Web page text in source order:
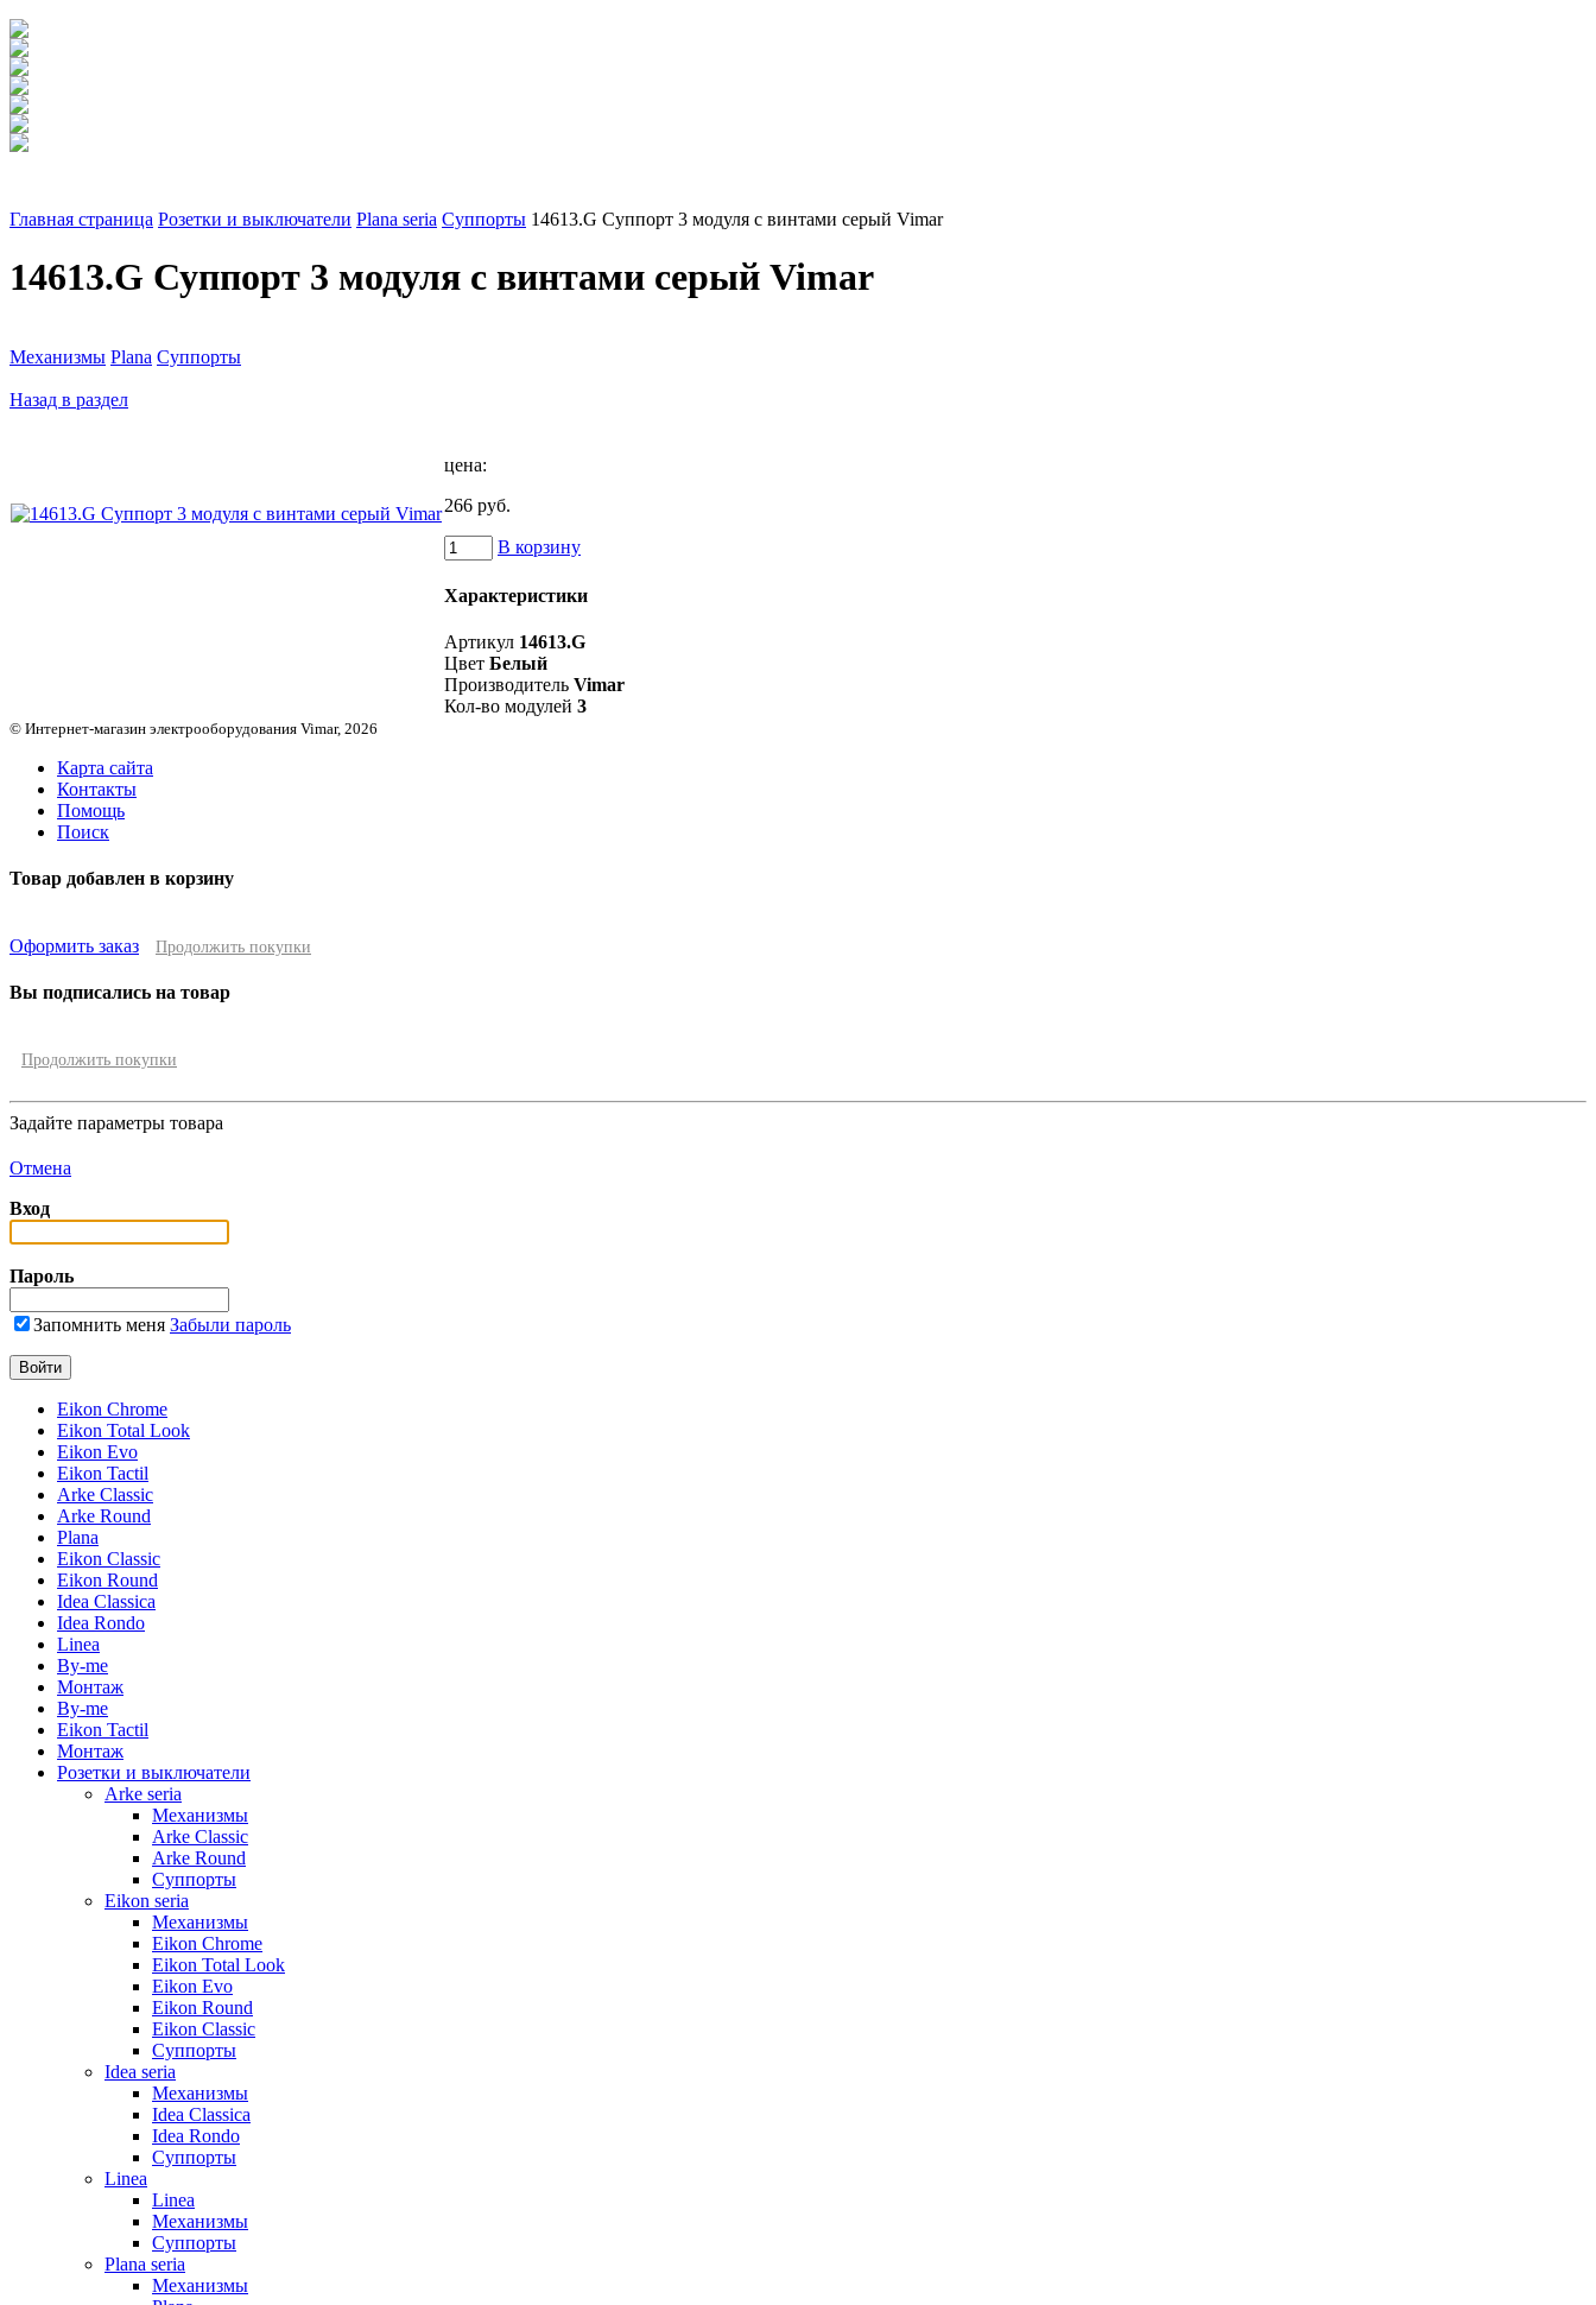
Главная страница Розетки и выключатели Plana seria Суппорты 14613.G Суппорт 3 модуля с винтами серый Vimar
14613.G Суппорт 3 модуля с винтами серый Vimar
Механизмы Plana Суппорты
Назад в раздел
цена:
266 руб.
В корзину
Характеристики
Артикул 14613.G
Цвет Белый
Производитель Vimar
Кол-во модулей 3
© Интернет-магазин электрооборудования Vimar, 2026
Карта сайта
Контакты
Помощь
Поиск
Товар добавлен в корзину
Оформить заказ Продолжить покупки
Вы подписались на товар
Продолжить покупки
Задайте параметры товара
Отмена
Вход
Пароль
Запомнить меня Забыли пароль
Eikon Chrome
Eikon Total Look
Eikon Evo
Eikon Tactil
Arke Classic
Arke Round
Plana
Eikon Classic
Eikon Round
Idea Classica
Idea Rondo
Linea
By-me
Монтаж
By-me
Eikon Tactil
Монтаж
Розетки и выключатели
Arke seria
Механизмы
Arke Classic
Arke Round
Суппорты
Eikon seria
Механизмы
Eikon Chrome
Eikon Total Look
Eikon Evo
Eikon Round
Eikon Classic
Суппорты
Idea seria
Механизмы
Idea Classica
Idea Rondo
Суппорты
Linea
Linea
Механизмы
Суппорты
Plana seria
Механизмы